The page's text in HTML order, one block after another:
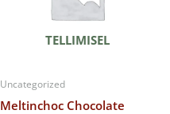
TELLIMISEL
Uncategorized
Meltinchoc Chocolate